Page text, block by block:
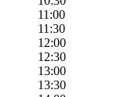
11:00
11:30
12:00
12:30
13:00
13:30